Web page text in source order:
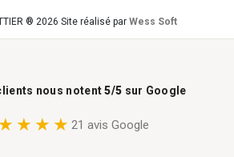
® 2026 Site réalisé par Wess Soft
nous notent5/5 sur Google
21 avis Google